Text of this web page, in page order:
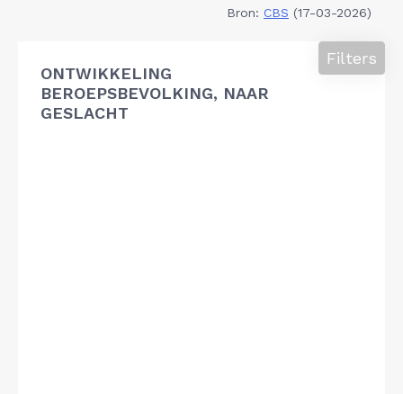
Bron: CBS (17-03-2026)
ONTWIKKELING
BEROEPSBEVOLKING, NAAR
GESLACHT
Filters